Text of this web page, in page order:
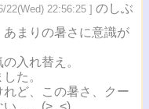
22(Wed) 22:56:25 ] のしぶ
まりの暑さに意識が
入れ替え。
た。
ど、この暑さ、クー
い…。(>_<)